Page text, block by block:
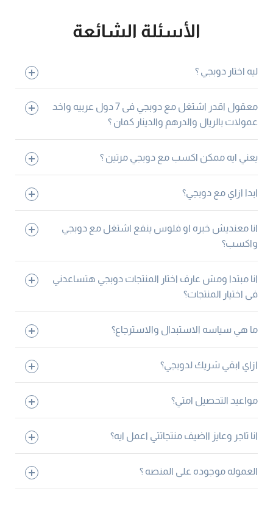
الأسئلة الشائعة
ليه اختار دوبجي ؟
معقول اقدر اشتغل مع دوبجي فى 7 دول عربيه واخد
عمولات بالريال والدرهم والدينار كمان ؟
يعني ايه ممكن اكسب مع دوبجي مرتين ؟
ابدا ازاي مع دوبجي؟
انا معنديش خبره او فلوس ينفع اشتغل مع دوبجي
واكسب؟
انا مبتدا ومش عارف اختار المنتجات دوبجي هتساعدني
فى اختيار المنتجات؟
ما هي سياسه الاستبدال والاسترجاع؟
ازاي ابقي شريك لدوبجي؟
مواعيد التحصيل امتي؟
انا تاجر وعايز ااضيف منتجاتتي اعمل ايه؟
العموله موجوده على المنصه ؟